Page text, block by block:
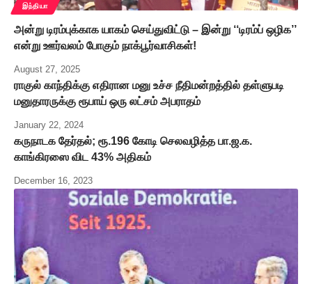
இந்தியா
அன்று டிரம்புக்காக யாகம் செய்துவிட்டு – இன்று ‘‘டிரம்ப் ஒழிக’’
என்று ஊர்வலம் போகும் நாக்பூர்வாசிகள்!
August 27, 2025
ராகுல் காந்திக்கு எதிரான மனு உச்ச நீதிமன்றத்தில் தள்ளுபடி
மனுதாரருக்கு ரூபாய் ஒரு லட்சம் அபராதம்
January 22, 2024
கருநாடக தேர்தல்; ரூ.196 கோடி செலவழித்த பா.ஜ.க.
காங்கிரஸை விட 43% அதிகம்
December 16, 2023